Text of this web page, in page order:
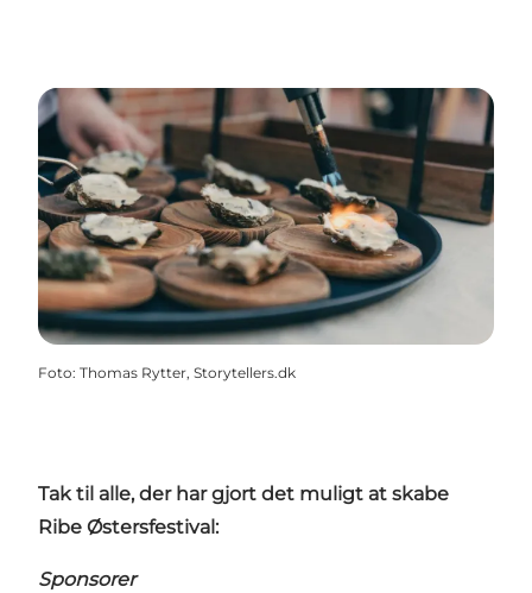
Foto: Thomas Rytter, Storytellers.dk
Tak til alle, der har gjort det muligt at skabe
Ribe Østersfestival:
Sponsorer